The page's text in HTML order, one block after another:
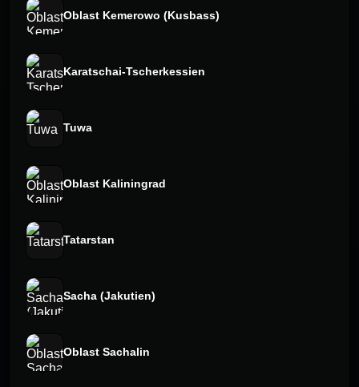
Oblast Kemerowo (Kusbass)
Karatschai-Tscherkessien
Tuwa
Oblast Kaliningrad
Tatarstan
Sacha (Jakutien)
Oblast Sachalin